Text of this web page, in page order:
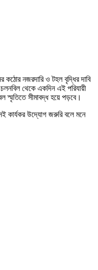
কঠোর নজরদারি ও টহল বৃদ্ধির দাবি
থেকে একদিন এই পরিযায়ী
স্মৃতিতে সীমাবদ্ধ হয়ে পড়বে।
কার্যকর উদ্যোগ জরুরি বলে মনে